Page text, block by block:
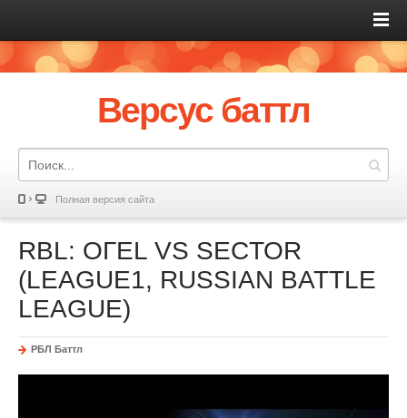
Версус баттл
Полная версия сайта
RBL: ОГЕL VS SECTOR
(LEAGUE1, RUSSIAN BATTLE
LEAGUE)
РБЛ Баттл